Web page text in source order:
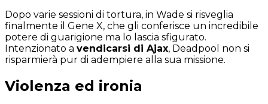
Dopo varie sessioni di tortura, in Wade si risveglia
finalmente il Gene X, che gli conferisce un incredibile
potere di guarigione ma lo lascia sfigurato.
Intenzionato a vendicarsi di Ajax, Deadpool non si
risparmierà pur di adempiere alla sua missione.
Violenza ed ironia